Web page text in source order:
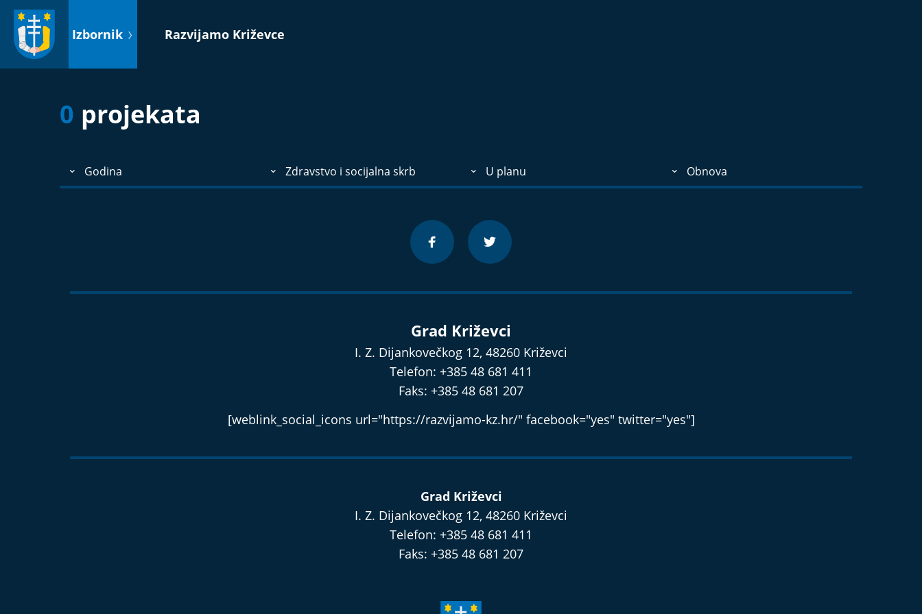
sadržaj
Izbornik Razvijamo Križevce
0 projekata
Godina Zdravstvo i socijalna skrb U planu Obnova
Grad Križevci
I. Z. Dijankovečkog 12, 48260 Križevci
Telefon: +385 48 681 411
Faks: +385 48 681 207
[weblink_social_icons url="https://razvijamo-kz.hr/" facebook="yes" twitter="yes"]
Grad Križevci
I. Z. Dijankovečkog 12, 48260 Križevci
Telefon: +385 48 681 411
Faks: +385 48 681 207